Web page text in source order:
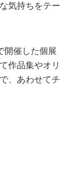
気持ちをテー
開催した個展
作品集やオリ
、あわせてチ